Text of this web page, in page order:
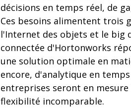
décisions en temps réel, de
Ces besoins alimentent trois
l'Internet des objets et le big
connectée d'Hortonworks
une solution optimale en
encore, d'analytique en
entreprises seront en
flexibilité incomparable.